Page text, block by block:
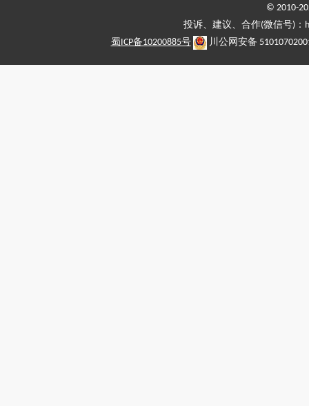
© 2010-
投诉、建议、合作(微信号)
蜀ICP备10200885号
川公网安备